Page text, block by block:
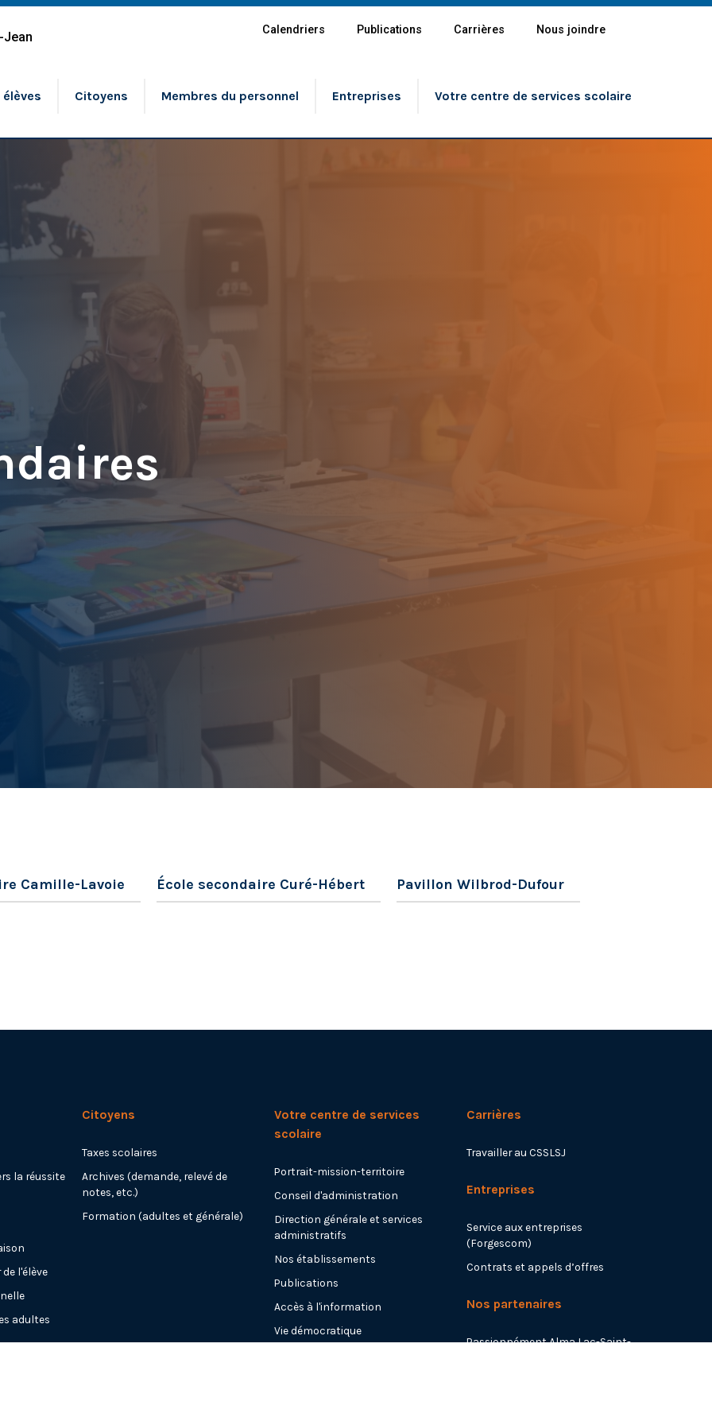
Jean
Calendriers Publications Carrières Nous joindre
des adultes
Citoyens Membres du personnel Entreprises Votre centre de services scolaire
consultatifs
et états financiers
annuels
(demandes, relevé de
etc.)
Camille-Lavoie École secondaire Curé-Hébert Pavillon Wilbrod-Dufour
la réussite
l'élève
adultes
Citoyens
Taxes scolaires
Archives (demande, relevé de
notes, etc.)
Formation (adultes et générale)
Votre centre de services
scolaire
Portrait-mission-territoire
Conseil d'administration
Direction générale et services
administratifs
Nos établissements
Publications
Accès à l'information
Vie démocratique
Carrières
Travailler au CSSLSJ
Entreprises
Service aux entreprises
(Forgescom)
Contrats et appels d’offres
Nos partenaires
Passionnément Alma Lac-Saint-